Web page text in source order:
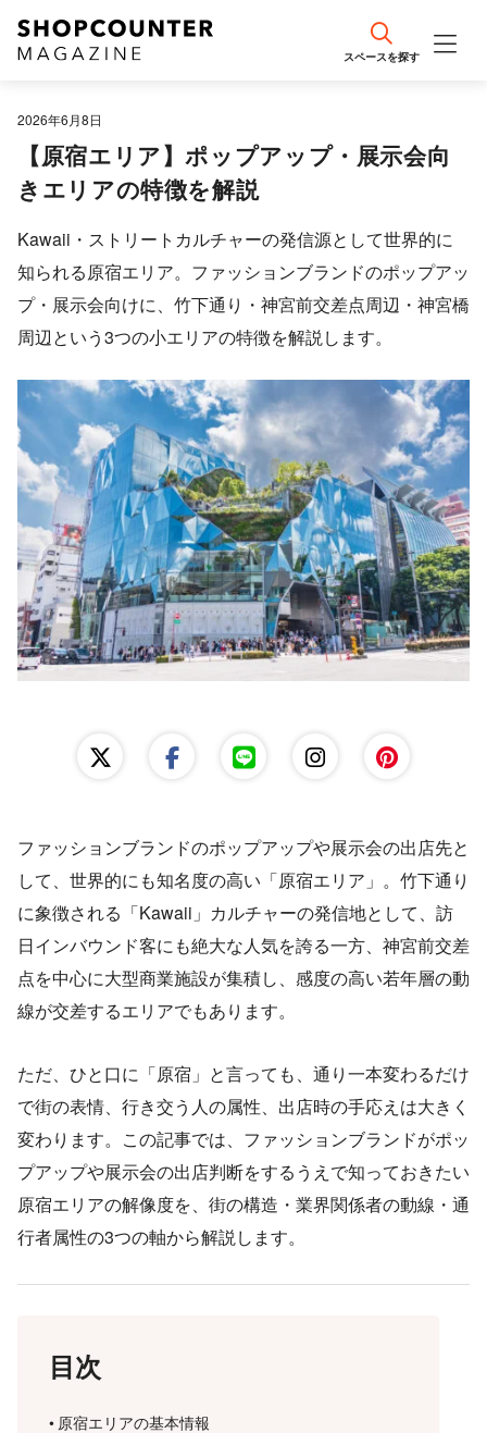
スペースを探す
エリア情報
事例紹介
編集部おすすめ
出店計画・戦略のコツ
売場づくり・接客のコツ
流行・最新トレンド
集客・SNS運用のコツ
レンタルスペース運営
出店準備ガイド
2026年6月8日
【原宿エリア】ポップアップ・展示会向
きエリアの特徴を解説
Kawaii・ストリートカルチャーの発信源として世界的に
知られる原宿エリア。ファッションブランドのポップアッ
プ・展示会向けに、竹下通り・神宮前交差点周辺・神宮橋
周辺という3つの小エリアの特徴を解説します。
ファッションブランドのポップアップや展示会の出店先と
して、世界的にも知名度の高い「原宿エリア」。竹下通り
に象徴される「Kawaii」カルチャーの発信地として、訪
日インバウンド客にも絶大な人気を誇る一方、神宮前交差
点を中心に大型商業施設が集積し、感度の高い若年層の動
線が交差するエリアでもあります。
ただ、ひと口に「原宿」と言っても、通り一本変わるだけ
で街の表情、行き交う人の属性、出店時の手応えは大きく
変わります。この記事では、ファッションブランドがポッ
プアップや展示会の出店判断をするうえで知っておきたい
原宿エリアの解像度を、街の構造・業界関係者の動線・通
行者属性の3つの軸から解説します。
目次
原宿エリアの基本情報